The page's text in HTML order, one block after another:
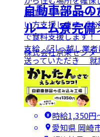
用１００％サポー
い方支援します 《
で食料支援します！
支給 《引っ越し業
送っていただき 就
す！ ※各規定あり
自動車部品
ルーム寮完備
株式会社京栄センタ
時給1,350円
愛知県 岡崎